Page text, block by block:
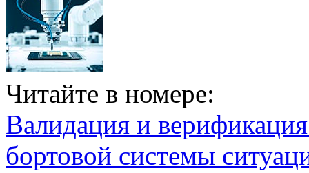
Читайте в номере:
Валидация и
бортовой системы